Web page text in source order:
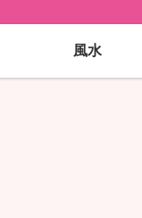
風水